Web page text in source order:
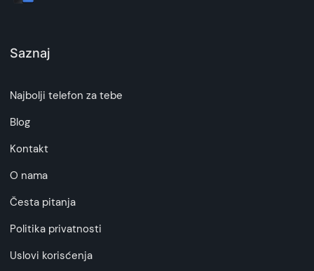
Saznaj
Najbolji telefon za tebe
Blog
Kontakt
O nama
Česta pitanja
Politika privatnosti
Uslovi korisćenja